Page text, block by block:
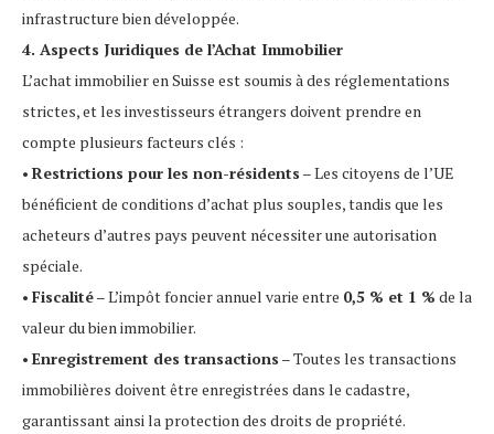
infrastructure bien développée.
4. Aspects Juridiques de l’Achat Immobilier
L’achat immobilier en Suisse est soumis à des réglementations
strictes, et les investisseurs étrangers doivent prendre en
compte plusieurs facteurs clés :
• Restrictions pour les non-résidents – Les citoyens de l’UE
bénéficient de conditions d’achat plus souples, tandis que les
acheteurs d’autres pays peuvent nécessiter une autorisation
spéciale.
• Fiscalité– L’impôt foncier annuel varie entre 0,5 % et 1 % de la
valeur du bien immobilier.
• Enregistrement des transactions – Toutes les transactions
immobilières doivent être enregistrées dans le cadastre,
garantissant ainsi la protection des droits de propriété.